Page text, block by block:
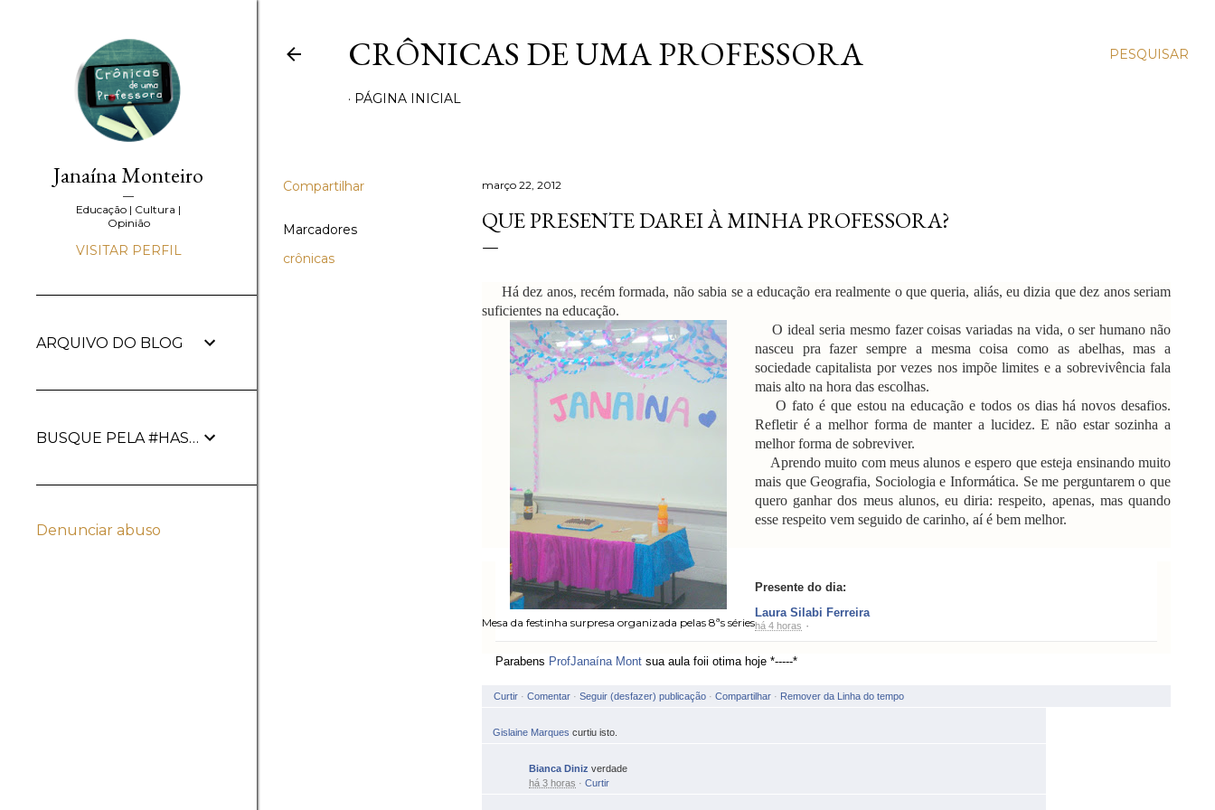
PESQUISAR
CRÔNICAS DE UMA PROFESSORA
PÁGINA INICIAL
Compartilhar
Marcadores
crônicas
março 22, 2012
QUE PRESENTE DAREI À MINHA PROFESSORA?
Há dez anos, recém formada, não sabia se a educação era realmente o que queria, aliás, eu dizia que dez anos seriam
suficientes na educação.
Mesa da festinha surpresa organizada pelas 8ªs séries
O ideal seria mesmo fazer coisas variadas na vida, o ser humano não
nasceu pra fazer sempre a mesma coisa como as abelhas, mas a
sociedade capitalista por vezes nos impõe limites e a sobrevivência fala
mais alto na hora das escolhas.
O fato é que estou na educação e todos os dias há novos desafios.
Refletir é a melhor forma de manter a lucidez. E não estar sozinha a
melhor forma de sobreviver.
Aprendo muito com meus alunos e espero que esteja ensinando muito
mais que Geografia, Sociologia e Informática. Se me perguntarem o que
quero ganhar dos meus alunos, eu diria: respeito, apenas, mas quando
esse respeito vem seguido de carinho, aí é bem melhor.
Presente do dia:
Laura Silabi Ferreira
há 4 horas ·
Parabens ProfJanaína Mont sua aula foii otima hoje *-----*
Curtir · · Seguir (desfazer) publicação · Compartilhar · Remover da Linha do tempo
Gislaine Marques curtiu isto.
Bianca Diniz verdade
há 3 horas · Curtir
Janaína Monteiro
Educação | Cultura |
Opinião
VISITAR PERFIL
ARQUIVO DO BLOG
BUSQUE PELA #HASHTAG
Denunciar abuso